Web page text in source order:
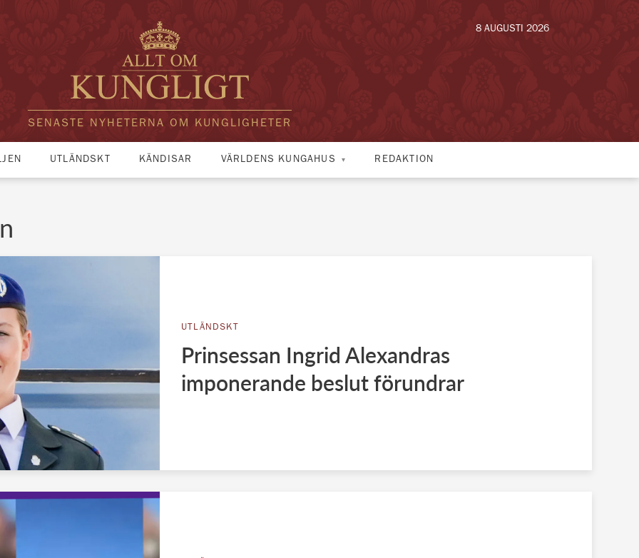
SENASTE NYHETERNA OM KUNGLIGHETER
8 AUGUSTI 2026
UTLÄNDSKT KÄNDISAR VÄRLDENS KUNGAHUS REDAKTION
UTLÄNDSKT
Prinsessan Ingrid Alexandras
imponerande beslut förundrar